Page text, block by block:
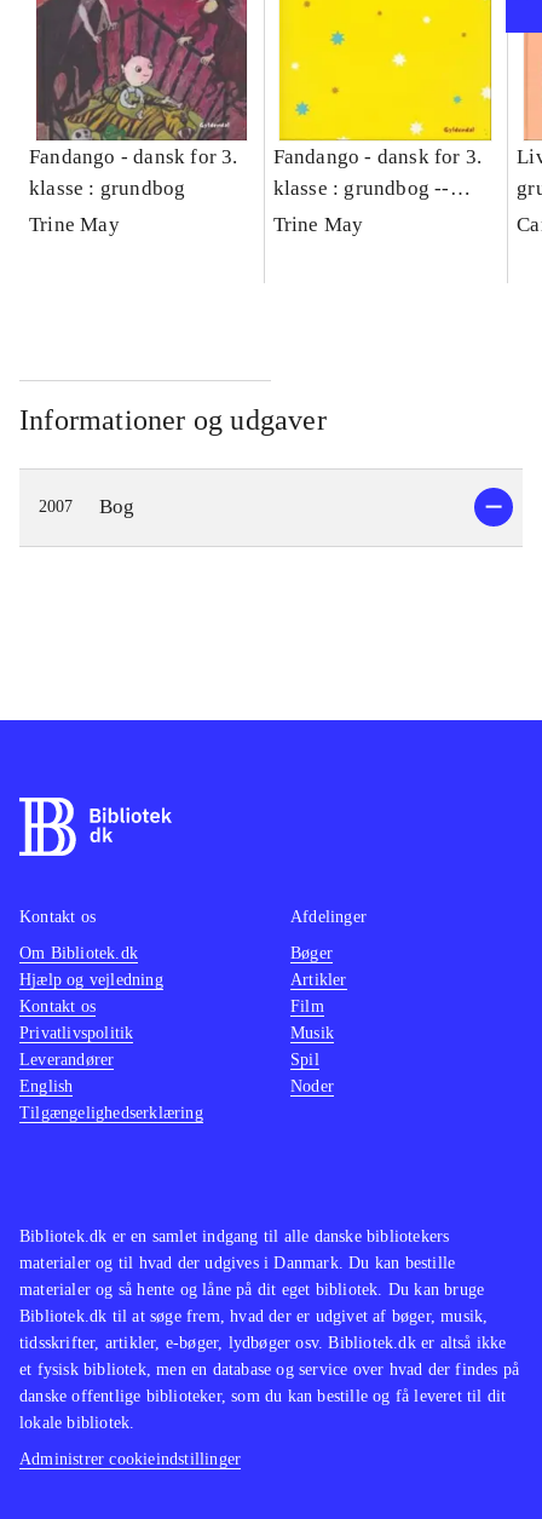
Fandango - dansk for 3.
klasse : grundbog
Trine May
Fandango - dansk for 3.
klasse : grundbog --
Lærervejledning
Trine May
Informationer og udgaver
2007 Bog
Bibliotek.dk er en samlet indgang til alle danske bibliotekers
materialer og til hvad der udgives i Danmark. Du kan bestille
materialer og så hente og låne på dit eget bibliotek. Du kan bruge
Bibliotek.dk til at søge frem, hvad der er udgivet af bøger, musik,
tidsskrifter, artikler, e-bøger, lydbøger osv. Bibliotek.dk er altså ikke
et fysisk bibliotek, men en database og service over hvad der findes på
danske offentlige biblioteker, som du kan bestille og få leveret til dit
lokale bibliotek.
Administrer cookieindstillinger
Kontakt os
Om Bibliotek.dk
Hjælp og vejledning
Kontakt os
Privatlivspolitik
Leverandører
English
Tilgængelighedserklæring
Afdelinger
Bøger
Artikler
Film
Musik
Spil
Noder